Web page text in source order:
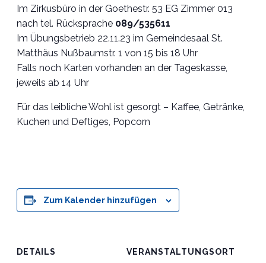
Im Zirkusbüro in der Goethestr. 53 EG Zimmer 013
nach tel. Rücksprache 089/535611
Im Übungsbetrieb 22.11.23 im Gemeindesaal St.
Matthäus Nußbaumstr. 1 von 15 bis 18 Uhr
Falls noch Karten vorhanden an der Tageskasse,
jeweils ab 14 Uhr
Für das leibliche Wohl ist gesorgt – Kaffee, Getränke,
Kuchen und Deftiges, Popcorn
Zum Kalender hinzufügen
DETAILS
VERANSTALTUNGSORT